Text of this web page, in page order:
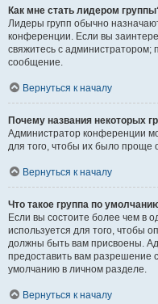
Как мне стать лидером
Лидеры групп обычно
конференции. Если вы
свяжитесь с администратором;
сообщение.
Вернуться к началу
Почему названия некоторых
Администратор конференции
для того, чтобы их было проще
Вернуться к началу
Что такое группа по
Если вы состоите более чем в
используется для того, чтобы
должны быть вам присвоены.
предоставить вам разрешение
умолчанию в личном разделе.
Вернуться к началу